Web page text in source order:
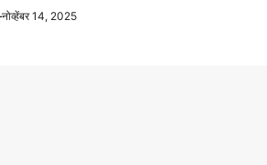
नोव्हेंबर 14, 2025